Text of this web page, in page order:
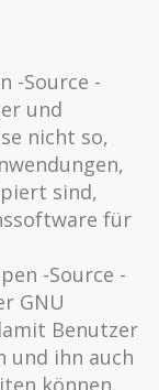
-Source -
und
nicht so,
sind,
für
-Source -
GNU
Benutzer
und ihn auch
können.